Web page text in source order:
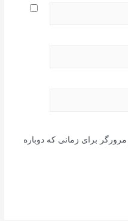
برای زمانی که دوباره